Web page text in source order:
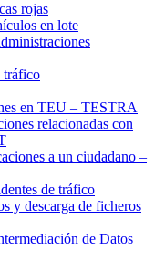
rojas
en lote
tráfico
en TEU – TESTRA
relacionadas con
a un ciudadano –
de tráfico
y descarga de ficheros
de Datos